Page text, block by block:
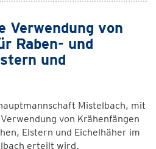
Verwendung von
Raben- und
und
Mistelbach, mit
von Krähenfängen
Elstern und Eichelhäher im
erteilt wird.